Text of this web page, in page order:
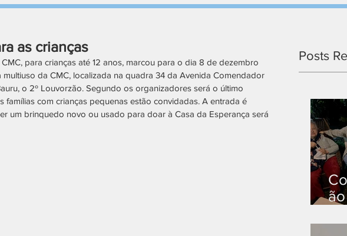
as crianças
para crianças até 12 anos, marcou para o dia 8 de dezembro
multiuso da CMC, localizada na quadra 34 da Avenida Comendador
o 2º Louvorzão. Segundo os organizadores será o último
famílias com crianças pequenas estão convidadas. A entrada é
um brinquedo novo ou usado para doar à Casa da Esperança será
Posts